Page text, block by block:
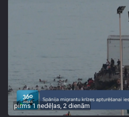
pirms 1 nedēļas, 2 dienām